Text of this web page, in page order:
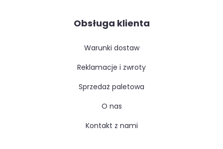
Obsługa klienta
warunki dostaw
reklamacje i zwroty
sprzedaż paletowa
o nas
kontakt z nami